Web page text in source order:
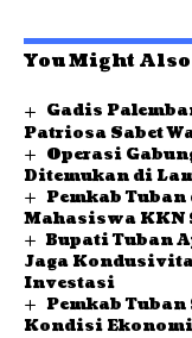
You Might
Gadis
Patriosa Sabet
Operasi
Ditemukan di
Pemkab
Mahasiswa KKN
Bupati Tuban
Jaga
Investasi
Pemkab Tuban
Kondisi Ekonomi